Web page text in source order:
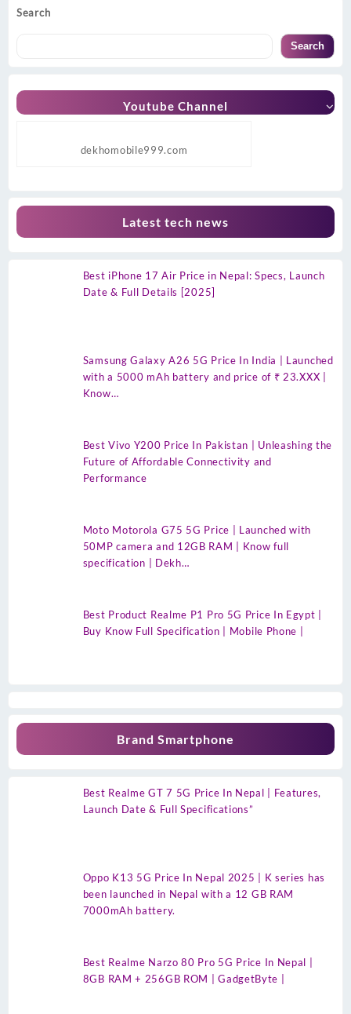
Search
Search
Youtube Channel
dekhomobile999.com
Latest tech news
Best iPhone 17 Air Price in Nepal: Specs, Launch
Date & Full Details [2025]
Samsung Galaxy A26 5G Price In India | Launched
with a 5000 mAh battery and price of ₹ 23.XXX |
Know…
Best Vivo Y200 Price In Pakistan | Unleashing the
Future of Affordable Connectivity and
Performance
Moto Motorola G75 5G Price | Launched with
50MP camera and 12GB RAM | Know full
specification | Dekh…
Best Product Realme P1 Pro 5G Price In Egypt |
Buy Know Full Specification | Mobile Phone |
Brand Smartphone
Best Realme GT 7 5G Price In Nepal | Features,
Launch Date & Full Specifications”
Oppo K13 5G Price In Nepal 2025 | K series has
been launched in Nepal with a 12 GB RAM
7000mAh battery.
Best Realme Narzo 80 Pro 5G Price In Nepal |
8GB RAM + 256GB ROM | GadgetByte |